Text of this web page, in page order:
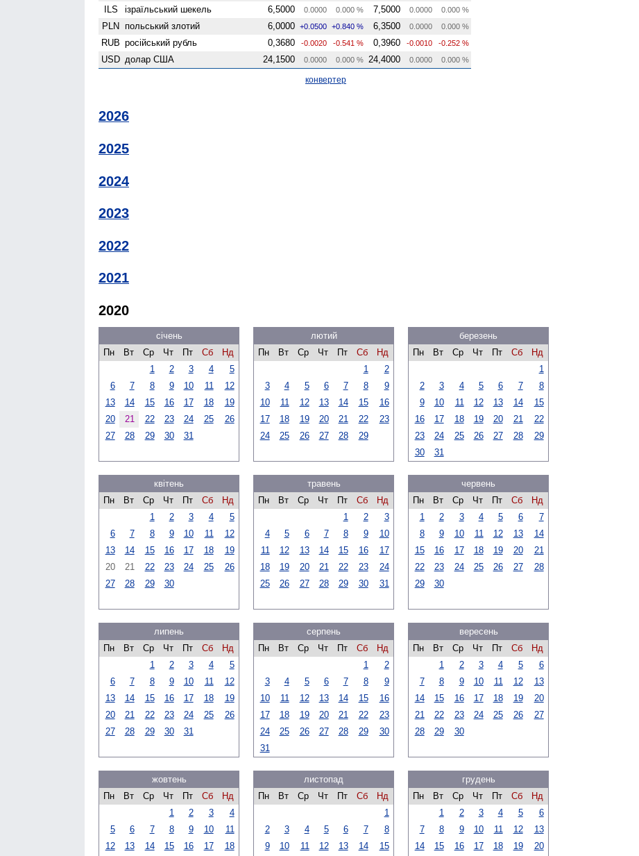
ILS ізраїльський шекель 6,5000 0.0000 0.000 % 7,5000 0.0000 0.000 %
PLN польський злотий 6,0000 +0.0500 +0.840 % 6,3500 0.0000 0.000 %
RUB російський рубль 0,3680 -0.0020 -0.541 % 0,3960 -0.0010 -0.252 %
USD долар США 24,1500 0.0000 0.000 % 24,4000 0.0000 0.000 %
конвертер
2026
2025
2024
2023
2022
2021
2020
січень
Пн
Вт Ср Чт Пт Сб
Нд
1
2 3 4
5
6
7 8 9 10 11
12
13
14 15 16 17 18
19
20
21 22 23 24 25
26
27
28 29 30 31
лютий
Пн
Вт Ср Чт Пт Сб
Нд
1
2
3
4 5 6 7 8
9
10
11 12 13 14 15
16
17
18 19 20 21 22
23
24
25 26 27 28 29
березень
Пн
Вт Ср Чт Пт Сб
Нд
1
2
3 4 5 6 7
8
9
10 11 12 13 14
15
16
17 18 19 20 21
22
23
24 25 26 27 28
29
30
31
квітень
Пн
Вт Ср Чт Пт Сб
Нд
1
2 3 4
5
6
7 8 9 10 11
12
13
14 15 16 17 18
19
20
21 22 23 24 25
26
27
28 29 30
травень
Пн
Вт Ср Чт Пт Сб
Нд
1
2
3
4
5 6 7 8 9
10
11
12 13 14 15 16
17
18
19 20 21 22 23
24
25
26 27 28 29 30 31
червень
Пн
Вт Ср Чт Пт Сб
Нд
1
2 3 4 5 6
7
8
9 10 11 12 13
14
15
16 17 18 19 20
21
22
23 24 25 26 27
28
29
30
липень
Пн
Вт Ср Чт Пт Сб
Нд
1
2 3 4
5
6
7 8 9 10 11
12
13
14 15 16 17 18
19
20
21 22 23 24 25
26
27
28 29 30 31
серпень
Пн
Вт Ср Чт Пт Сб
Нд
1
2
3
4 5 6 7 8
9
10
11 12 13 14 15
16
17
18 19 20 21 22
23
24
25 26 27 28 29
30
31
вересень
Пн
Вт Ср Чт Пт Сб
Нд
1
2 3 4 5
6
7
8 9 10 11 12
13
14
15 16 17 18 19
20
21
22 23 24 25 26
27
28
29 30
жовтень
Пн
Вт Ср Чт Пт Сб
Нд
1
2 3
4
5
6 7 8 9 10
11
12
13 14 15 16 17
18
листопад
Пн
Вт Ср Чт Пт Сб
Нд
1
2
3 4 5 6 7
8
9
10 11 12 13 14
15
грудень
Пн
Вт Ср Чт Пт Сб
Нд
1
2 3 4 5
6
7
8 9 10 11 12
13
14
15 16 17 18 19
20